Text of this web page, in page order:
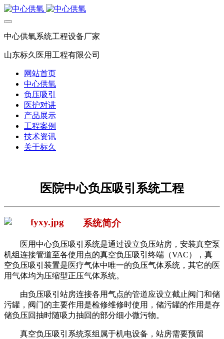
中心供氧系统工程设备厂家
山东标久医用工程有限公司
网站首页
中心供氧
负压吸引
医护对讲
产品展示
工程案例
技术资讯
关于标久
医院中心负压吸引系统工程
系统简介
医用中心负压吸引系统是通过设立负压站房，安装真空泵
机组连接管道至各使用点的真空负压吸引终端（VAC）， 真
空负压吸引装置是医疗气体中唯一的负压气体系统，其它的医
用气体均为压缩型正压气体系统。
由负压吸引站房连接各用气点的管道应设立截止阀门和储
污罐，阀门的主要作用是检修维修时使用，储污罐的作用是存
储负压回抽时随吸力抽回的部分细小微污物。
真空负压吸引系统泵组属于机电设备，站房需要预留